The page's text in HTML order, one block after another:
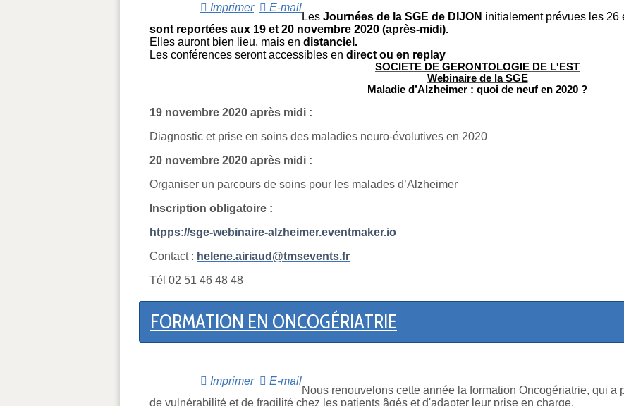
Imprimer
E-mail
Les Journées de la SGE de DIJON initialement prévues les 26
sont reportées aux 19 et 20 novembre 2020 (après-midi).
Elles auront bien lieu, mais en distanciel.
Les conférences seront accessibles en direct ou en replay
SOCIETE DE GERONTOLOGIE DE L'EST
Webinaire de la SGE
Maladie d’Alzheimer : quoi de neuf en 2020 ?
19 novembre 2020 après midi :
Diagnostic et prise en soins des maladies neuro-évolutives en 2020
20 novembre 2020 après midi :
Organiser un parcours de soins pour les malades d’Alzheimer
Inscription obligatoire :
htpps://sge-webinaire-alzheimer.eventmaker.io
Contact : helene.airiaud@tmsevents.fr
Tél 02 51 46 48 48
FORMATION EN ONCOGÉRIATRIE
Imprimer
E-mail
Nous renouvelons cette année la formation Oncogériatrie, qui a
de vulnérabilité et de fragilité chez les patients âgés et d'adapter leur prise en charge.